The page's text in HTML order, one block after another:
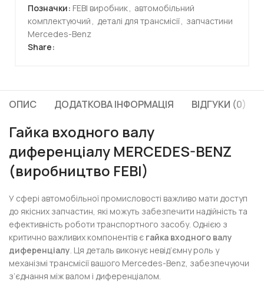
Позначки: FEBI виробник, автомобільний
комплектуючий , деталі для трансмісії, запчастини
Mercedes-Benz
Share:
ОПИС ДОДАТКОВА ІНФОРМАЦІЯ ВІДГУКИ (0)
Гайка входного валу
диференціалу MERCEDES-BENZ
(виробництво FEBI)
У сфері автомобільної промисловості важливо мати доступ
до якісних запчастин, які можуть забезпечити надійність та
ефективність роботи транспортного засобу. Однією з
критично важливих компонентів є гайка входного валу
диференціалу. Ця деталь виконує невід’ємну роль у
механізмі трансмісії вашого Mercedes-Benz, забезпечуючи
з’єднання між валом і диференціалом.